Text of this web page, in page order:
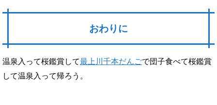
おわりに
温泉入って桜鑑賞して最上川千本だんごで団子食べて桜鑑賞
して温泉入って帰ろう。